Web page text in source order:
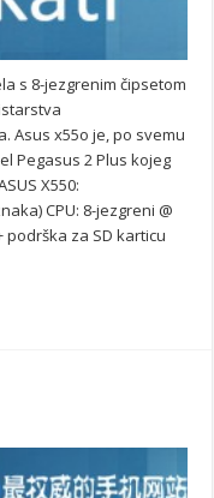
s 8-jezgrenim čipsetom
Asus x55o je, po svemu
Pegasus 2 Plus kojeg
X550:
CPU: 8-jezgreni @
podrška za SD karticu